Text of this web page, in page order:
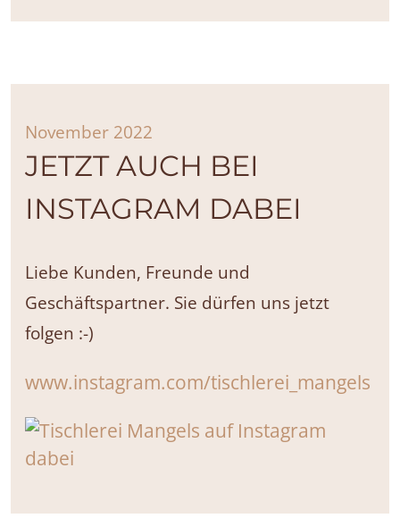
November 2022
JETZT AUCH BEI
INSTAGRAM DABEI
Liebe Kunden, Freunde und
Geschäftspartner. Sie dürfen uns jetzt
folgen :-)
www.instagram.com/tischlerei_mangels